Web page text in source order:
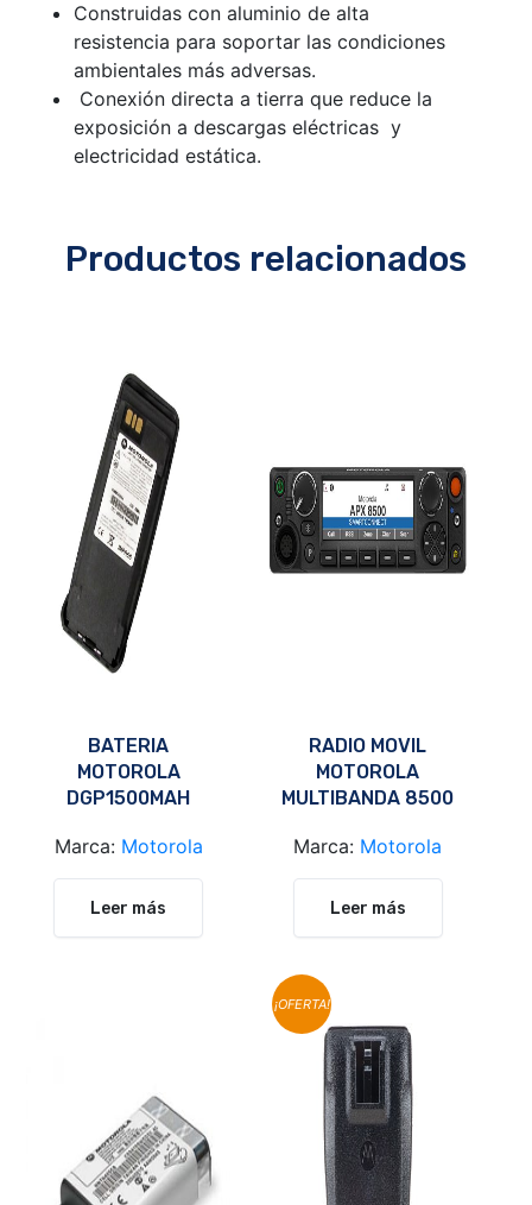
Construidas con aluminio de alta
resistencia para soportar las condiciones
ambientales más adversas.
Conexión directa a tierra que reduce la
exposición a descargas eléctricas y
electricidad estática.
Productos relacionados
BATERIA
MOTOROLA
DGP1500MAH
Marca: Motorola
Leer más
RADIO MOVIL
MOTOROLA
MULTIBANDA 8500
Marca: Motorola
Leer más
¡OFERTA!